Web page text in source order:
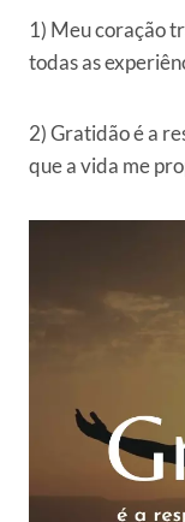
1) Meu coração
todas as
2) Gratidão é a
que a vida me